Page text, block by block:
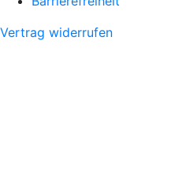
Vertrag widerrufen